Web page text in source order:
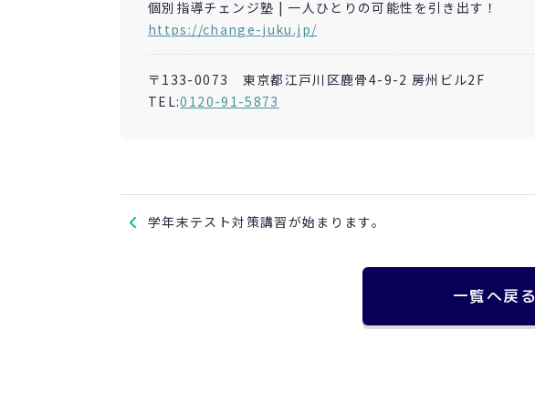
個別指導チェンジ塾 | 一人ひとりの可能性を引き出す！
https://change-juku.jp/
〒133-0073 東京都江戸川区鹿骨4-9-2 房州ビル2F
TEL:0120-91-5873
学年末テスト対策講習が始まります。
一覧へ戻る